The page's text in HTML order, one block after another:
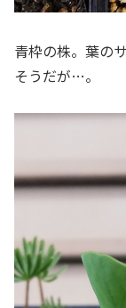
青枠の株。葉の
そうだが…。